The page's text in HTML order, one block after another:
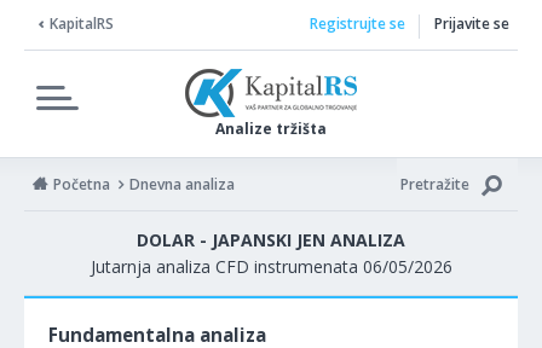
KapitalRS
Analize tržišta
Registrujte se Prijavite se
Početna Dnevna analiza Pretražite
DOLAR - JAPANSKI JEN ANALIZA
Jutarnja analiza CFD instrumenata 06/05/2026
Fundamentalna analiza